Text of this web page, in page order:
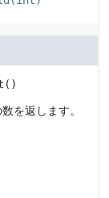
()
を返します。